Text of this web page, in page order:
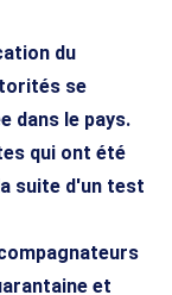
du
se
dans le pays.
qui ont été
suite d'un test
et